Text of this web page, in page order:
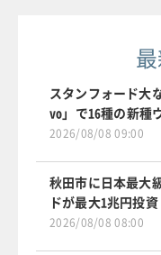
スタンフォード大
vo」で16種の新種
2026/08/08 09:00
秋田市に日本最大
ドが最大1兆円投資
2026/08/08 08:00